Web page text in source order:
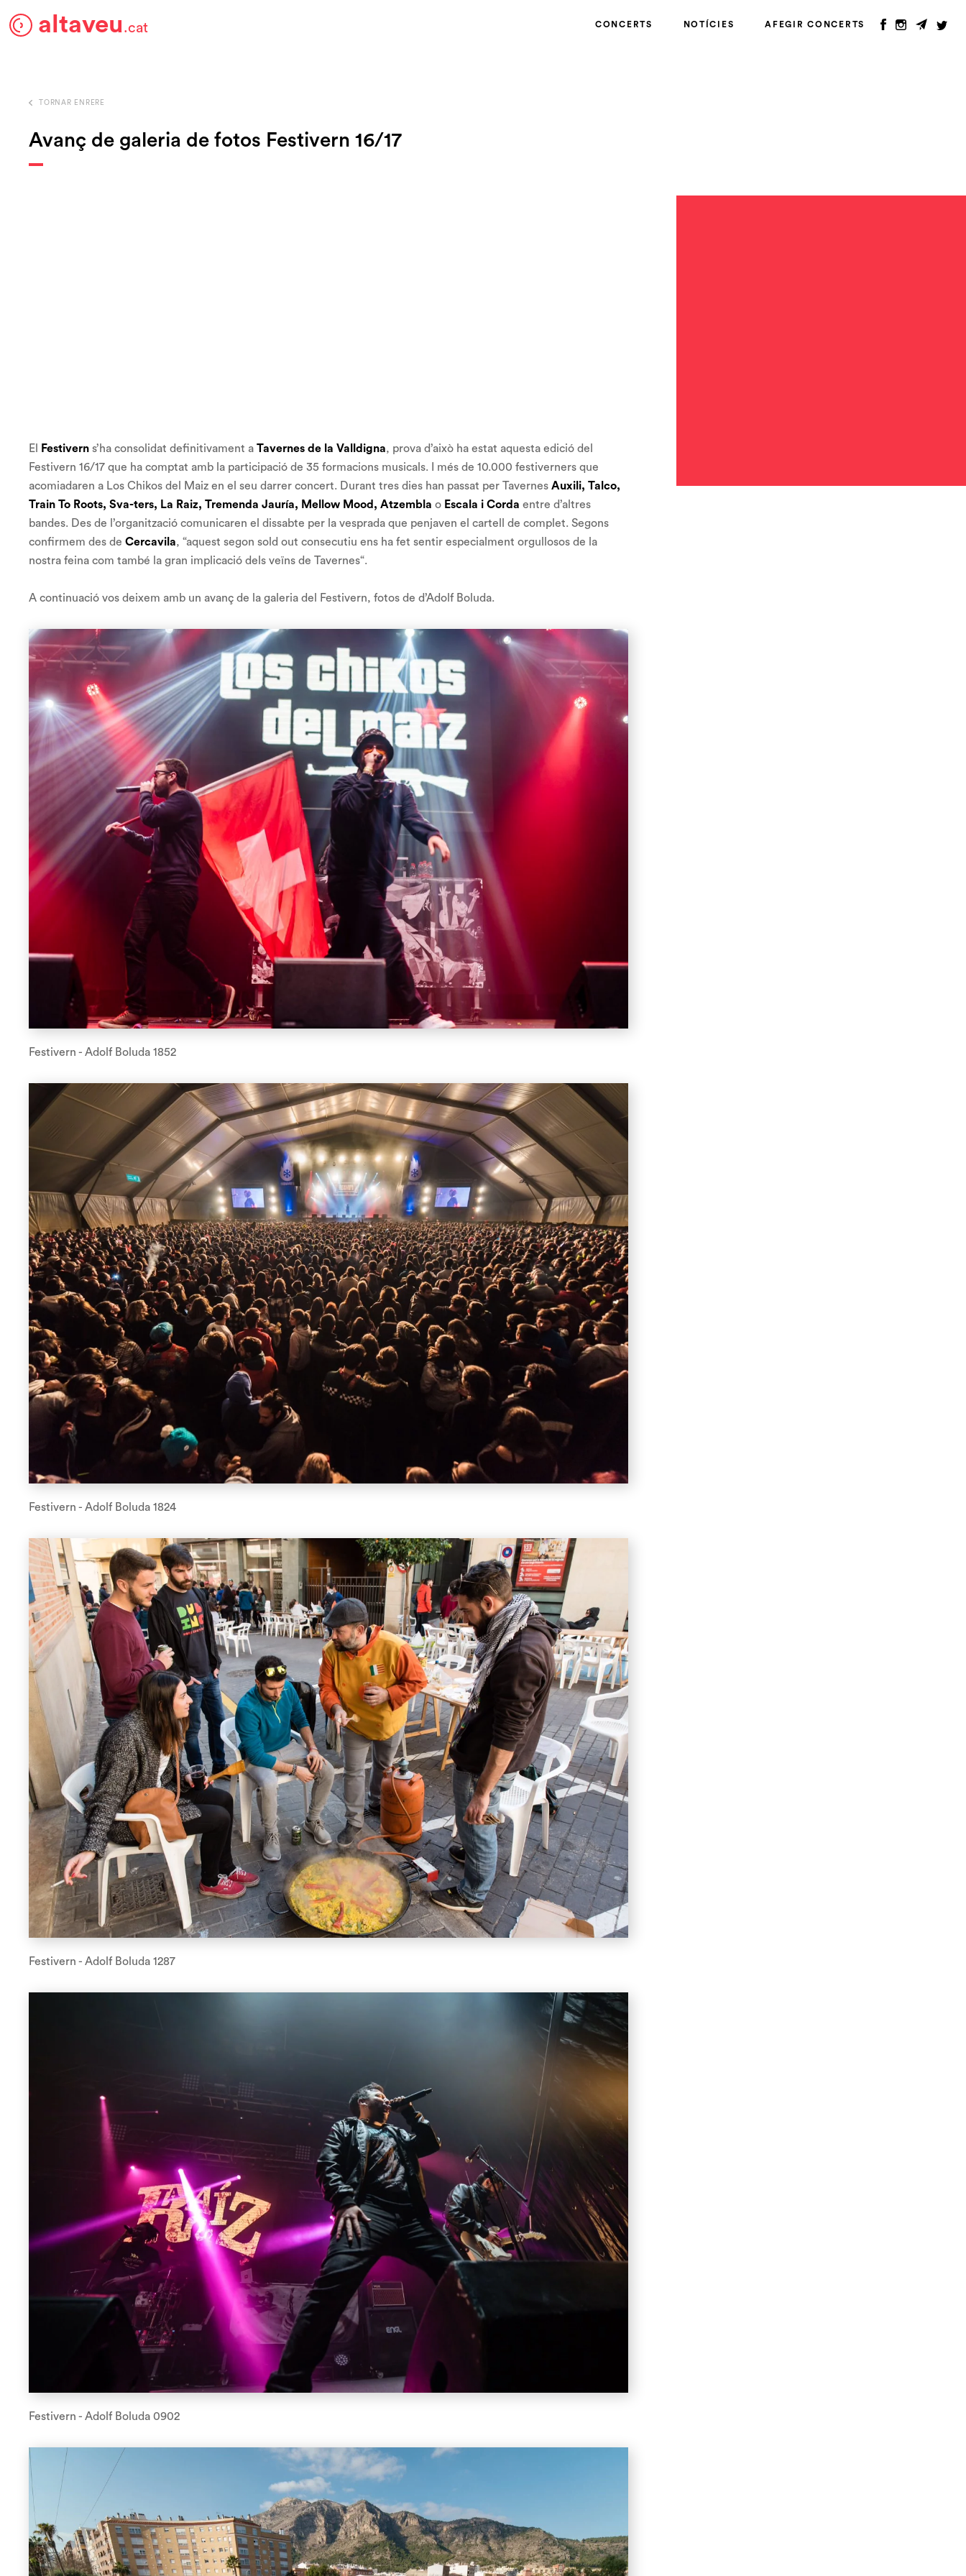
altaveu.cat CONCERTS NOTÍCIES AFEGIR CONCERTS
TORNAR ENRERE
Avanç de galeria de fotos Festivern 16/17
El Festivern s’ha consolidat definitivament a Tavernes de la Valldigna, prova d’això ha estat aquesta edició del
Festivern 16/17 que ha comptat amb la participació de 35 formacions musicals. I més de 10.000 festiverners que
acomiadaren a Los Chikos del Maiz en el seu darrer concert. Durant tres dies han passat per Tavernes Auxili, Talco,
Train To Roots, Sva-ters, La Raiz, Tremenda Jauría, Mellow Mood, Atzembla o Escala i Corda entre d’altres
bandes. Des de l’organització comunicaren el dissabte per la vesprada que penjaven el cartell de complet. Segons
confirmem des de Cercavila, “aquest segon sold out consecutiu ens ha fet sentir especialment orgullosos de la
nostra feina com també la gran implicació dels veïns de Tavernes“.
A continuació vos deixem amb un avanç de la galeria del Festivern, fotos de d’Adolf Boluda.
Festivern - Adolf Boluda 1852
Festivern - Adolf Boluda 1824
Festivern - Adolf Boluda 1287
Festivern - Adolf Boluda 0902